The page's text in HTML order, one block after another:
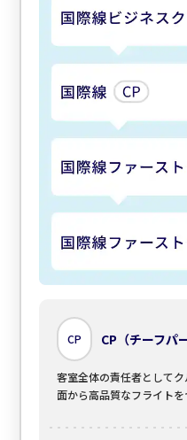
CP CP（チーフパ
客室全体の責任者として
面から高品質なフライトを